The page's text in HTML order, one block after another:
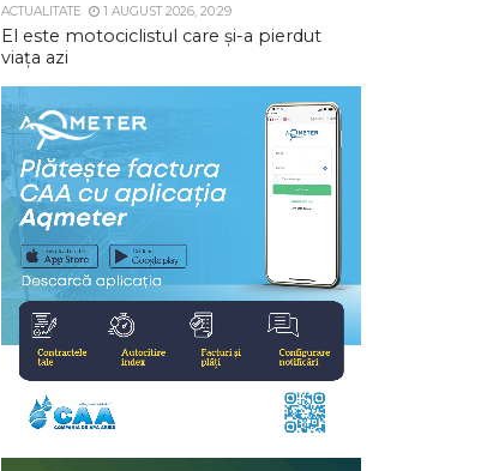
ACTUALITATE 1 AUGUST 2026, 20:29
El este motociclistul care și-a pierdut
viața azi